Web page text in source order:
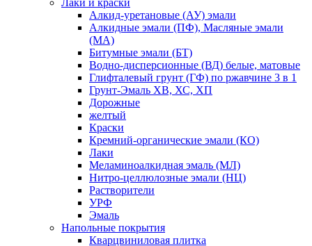
Лаки и краски
Алкид-уретановые (АУ) эмали
Алкидные эмали (ПФ), Масляные эмали
(МА)
Битумные эмали (БТ)
Водно-дисперсионные (ВД) белые, матовые
Глифталевый грунт (ГФ) по ржавчине 3 в 1
Грунт-Эмаль ХВ, ХС, ХП
Дорожные
желтый
Краски
Кремний-органические эмали (КО)
Лаки
Меламиноалкидная эмаль (МЛ)
Нитро-целлюлозные эмали (НЦ)
Растворители
УРФ
Эмаль
Напольные покрытия
Кварцвиниловая плитка